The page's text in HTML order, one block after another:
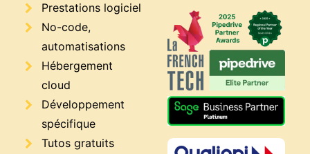
Prestations logiciel
No-code,
automatisations
Hébergement
cloud
Développement
spécifique
Tutos gratuits